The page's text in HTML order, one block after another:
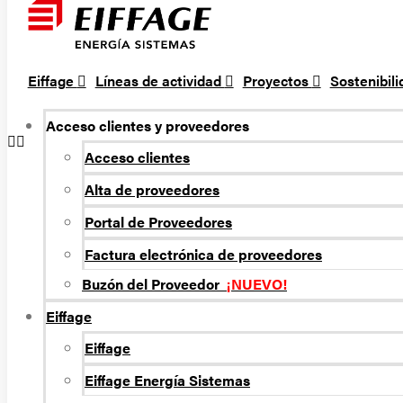
Eiffage Líneas de actividad Proyectos
Acceso clientes y proveedores
Acceso clientes
Alta de proveedores
Portal de Proveedores
Factura electrónica de proveedores
Buzón del Proveedor ¡NUEVO!
Eiffage
Eiffage
Eiffage Energí­a Sistemas